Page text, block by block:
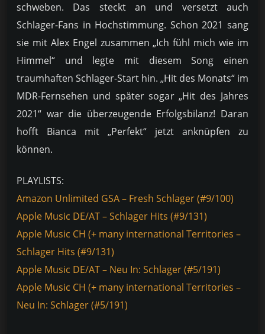
schweben. Das steckt an und versetzt auch
Schlager-Fans in Hochstimmung. Schon 2021 sang
sie mit Alex Engel zusammen „Ich fühl mich wie im
Himmel“ und legte mit diesem Song einen
traumhaften Schlager-Start hin. „Hit des Monats“ im
MDR-Fernsehen und später sogar „Hit des Jahres
2021“ war die überzeugende Erfolgsbilanz! Daran
hofft Bianca mit „Perfekt“ jetzt anknüpfen zu
können.
PLAYLISTS:
Amazon Unlimited GSA – Fresh Schlager (#9/100)
Apple Music DE/AT – Schlager Hits (#9/131)
Apple Music CH (+ many international Territories –
Schlager Hits (#9/131)
Apple Music DE/AT – Neu In: Schlager (#5/191)
Apple Music CH (+ many international Territories –
Neu In: Schlager (#5/191)